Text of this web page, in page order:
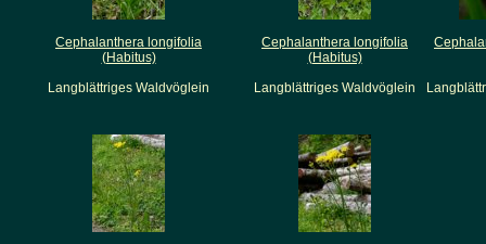
Cephalanthera longifolia
(Habitus)
Langblättriges Waldvöglein
Cephalanthera longifolia
(Habitus)
Langblättriges Waldvöglein